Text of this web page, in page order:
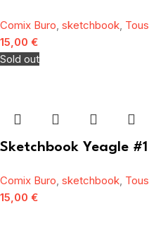
Comix Buro sketchbook Tous
15,00 €
Sold out
Sketchbook Yeagle #1
Comix Buro sketchbook Tous
15,00 €